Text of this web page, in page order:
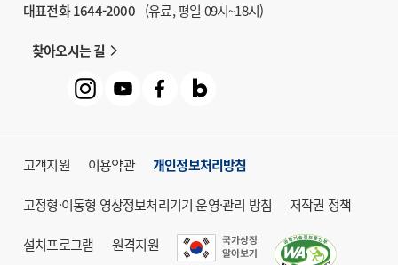
12
거짓청구요양기관명단
대체조제정보시스템
건강보험심사평가원
대표전화 1644-2000 (유료, 평일 09시~18시)
찾아오시는 길
고객지원 이용약관 개인정보처리방침
고정형·이동형 영상정보처리기기 운영·관리 방침 저작권 정책
설치프로그램 원격지원